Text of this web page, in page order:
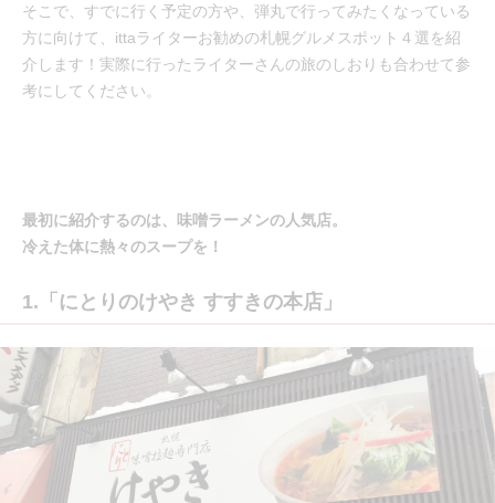
そこで、すでに行く予定の方や、弾丸で行ってみたくなっている
方に向けて、ittaライターお勧めの札幌グルメスポット４選を紹
介します！実際に行ったライターさんの旅のしおりも合わせて参
考にしてください。
最初に紹介するのは、味噌ラーメンの人気店。
冷えた体に熱々のスープを！
1.「にとりのけやき すすきの本店」